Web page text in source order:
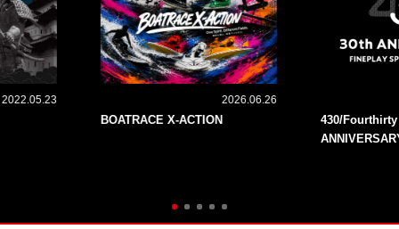
2022.05.23 2026.06.26
BOATRACE X-ACTION
430/